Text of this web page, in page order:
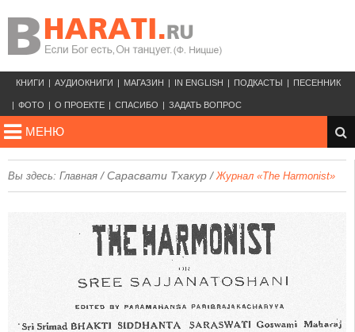
КНИГИ АУДИОКНИГИ МАГАЗИН IN ENGLISH ПОДКАСТЫ ПЕСЕННИК
ФОТО О ПРОЕКТЕ СПАСИБО ЗАДАТЬ ВОПРОС
МЕНЮ
Вы здесь: Главная /Сарасвати Тхакур / Журнал «The Harmonist»